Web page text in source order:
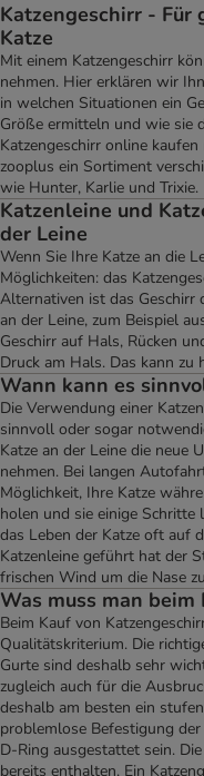
Katzengeschirr - Für
Katze
Mit einem Katzengeschirr
nehmen. Hier erklären wir
in welchen Situationen ein
Größe ermitteln und wie sie
Katzengeschirr online
zooplus ein Sortiment
wie Hunter, Karlie und Trixie.
Katzenleine und
der Leine
Wenn Sie Ihre Katze an die
Möglichkeiten: das
Alternativen ist das Geschirr
an der Leine, zum Beispiel
Geschirr auf Hals, Rücken
Druck am Hals. Das kann
Wann kann es
Die Verwendung einer
sinnvoll oder sogar
Katze an der Leine die neue
nehmen. Bei langen
Möglichkeit, Ihre Katze
holen und sie einige Schritte
das Leben der Katze oft auf
Katzenleine geführt hat der
frischen Wind um die Nase
Was muss man
Beim Kauf von
Qualitätskriterium. Die
Gurte sind deshalb sehr
zugleich auch für die
deshalb am besten ein
problemlose Befestigung
D-Ring ausgestattet sein.
bereits enthalten. Ein